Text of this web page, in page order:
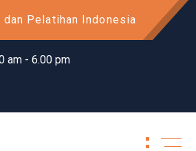
Pelatihan Indonesia
am - 6.00 pm